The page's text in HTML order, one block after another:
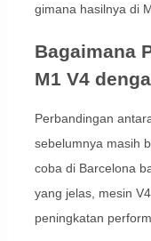
gimana hasilnya di
Bagaimana
M1 V4
Perbandingan
sebelumnya masih
coba di Barcelona
yang jelas, mesin
peningkatan